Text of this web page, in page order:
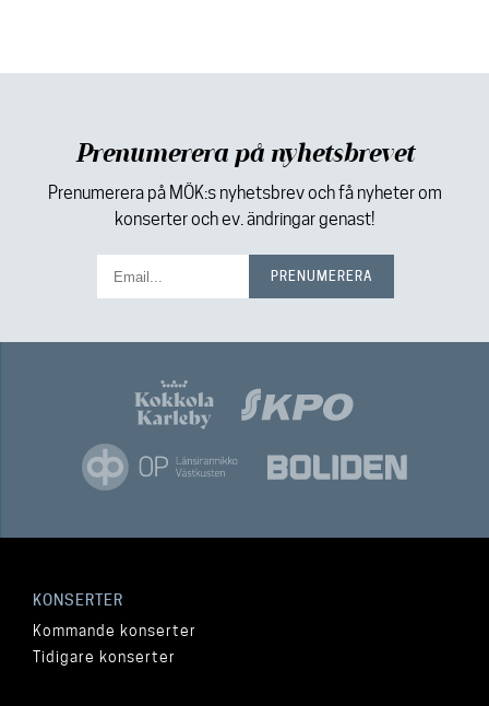
Prenumerera på nyhetsbrevet
Prenumerera på MÖK:s nyhetsbrev och få nyheter om
konserter och ev. ändringar genast!
KONSERTER
Kommande konserter
Tidigare konserter